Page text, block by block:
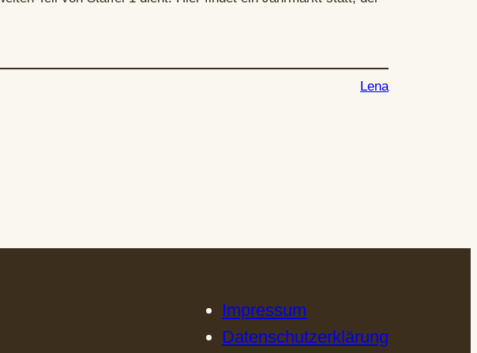
Lena
Impressum
Datenschutzerklärung